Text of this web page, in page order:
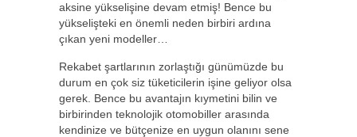
aksine yükselişine devam etmiş! Bence bu
yükselişteki en önemli neden birbiri ardına
çıkan yeni modeller…
Rekabet şartlarının zorlaştığı günümüzde bu
durum en çok siz tüketicilerin işine geliyor olsa
gerek. Bence bu avantajın kıymetini bilin ve
birbirinden teknolojik otomobiller arasında
kendinize ve bütçenize en uygun olanını sene